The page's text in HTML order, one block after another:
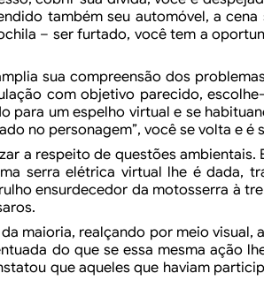
também seu automóvel, a cena
– ser furtado, você tem a
sua compreensão dos
com objetivo parecido,
para um espelho virtual e se
no personagem”, você se volta e é
a respeito de questões ambientais.
serra elétrica virtual lhe é dada,
ensurdecedor da motosserra à
maioria, realçando por meio visual,
do que se essa mesma ação
que aqueles que haviam